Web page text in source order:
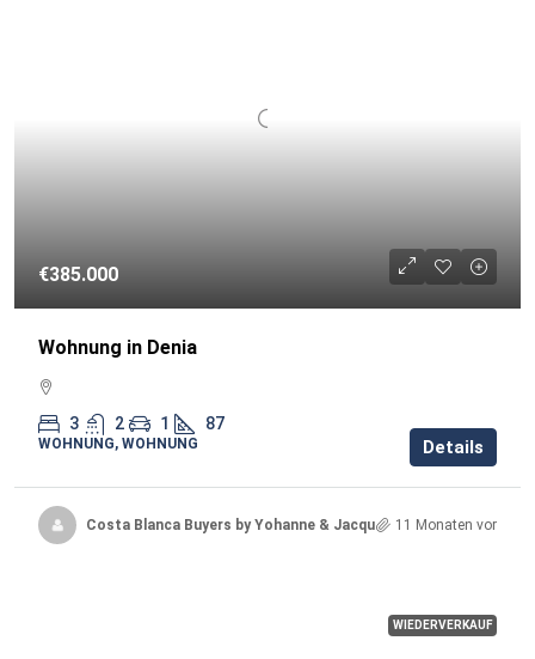
€385.000
Wohnung in Denia
3 2 1 87
WOHNUNG, WOHNUNG Details
Costa Blanca Buyers by Yohanne & Jacqueline11 Monaten vor
WIEDERVERKAUF